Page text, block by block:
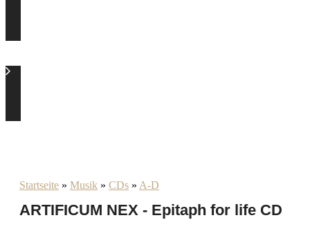
Startseite » Musik » CDs » A-D
ARTIFICUM NEX - Epitaph for life CD